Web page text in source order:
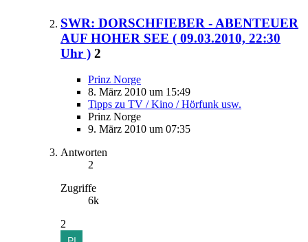
SWR: DORSCHFIEBER - ABENTEUER
AUF HOHER SEE ( 09.03.2010, 22:30
Uhr ) 2
Prinz Norge
8. März 2010 um 15:49
Tipps zu TV / Kino / Hörfunk usw.
Prinz Norge
9. März 2010 um 07:35
Antworten
2
Zugriffe
6k
2